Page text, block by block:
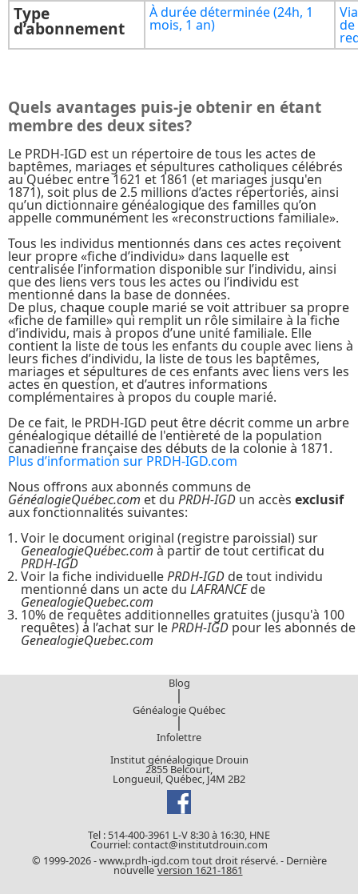
Type
d’abonnement
À durée déterminée (24h, 1
mois, 1 an) de
Quels avantages puis-je obtenir en étant
membre des deux sites?
Le PRDH-IGD est un répertoire de tous les actes de
baptêmes, mariages et sépultures catholiques célébrés
au Québec entre 1621 et 1861 (et mariages jusqu'en
1871), soit plus de 2.5 millions d’actes répertoriés, ainsi
qu’un dictionnaire généalogique des familles qu’on
appelle communément les «reconstructions familiale».
Tous les individus mentionnés dans ces actes reçoivent
leur propre «fiche d’individu» dans laquelle est
centralisée l’information disponible sur l’individu, ainsi
que des liens vers tous les actes ou l’individu est
mentionné dans la base de données.
De plus, chaque couple marié se voit attribuer sa propre
«fiche de famille» qui remplit un rôle similaire à la fiche
d’individu, mais à propos d’une unité familiale. Elle
contient la liste de tous les enfants du couple avec liens à
leurs fiches d’individu, la liste de tous les baptêmes,
mariages et sépultures de ces enfants avec liens vers les
actes en question, et d’autres informations
complémentaires à propos du couple marié.
De ce fait, le PRDH-IGD peut être décrit comme un arbre
généalogique détaillé de l'entièreté de la population
canadienne française des débuts de la colonie à 1871.
Plus d’information sur PRDH-IGD.com
Nous offrons aux abonnés communs de
GénéalogieQuébec.com et du PRDH-IGD un accès exclusif
aux fonctionnalités suivantes:
Voir le document original (registre paroissial) sur
GenealogieQuébec.com à partir de tout certificat du
PRDH-IGD
Voir la fiche individuellePRDH-IGD de tout individu
mentionné dans un acte du LAFRANCEde
GenealogieQuebec.com
10% de requêtes additionnelles gratuites (jusqu'à 100
requêtes) à l’achat sur lePRDH-IGD pour les abonnés de
GenealogieQuebec.com
Blog
|
Généalogie Québec
|
Infolettre
Institut généalogique Drouin
2855 Belcourt,
Longueuil, Québec, J4M 2B2
Tel : 514-400-3961 L-V 8:30 à 16:30, HNE
Courriel: contact@institutdrouin.com
© 1999-2026 - www.prdh-igd.com tout droit réservé. - Dernière
nouvelle version 1621-1861